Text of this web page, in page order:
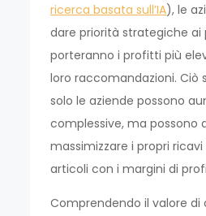
ricerca basata sull’IA), le
dare priorità strategiche
porteranno i profitti più
loro raccomandazioni. Ciò
solo le aziende possono
complessive, ma possono
massimizzare i propri
articoli con i margini di
Comprendendo il valore di